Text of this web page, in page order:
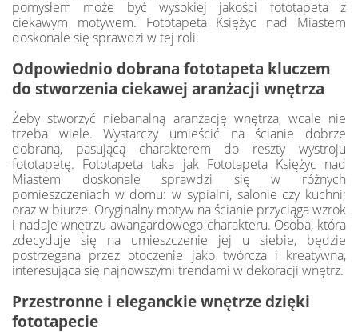
pomysłem może być wysokiej jakości fototapeta z
ciekawym motywem. Fototapeta Księżyc nad Miastem
doskonale się sprawdzi w tej roli.
Odpowiednio dobrana fototapeta kluczem
do stworzenia ciekawej aranżacji wnętrza
Żeby stworzyć niebanalną aranżację wnętrza, wcale nie
trzeba wiele. Wystarczy umieścić na ścianie dobrze
dobraną, pasującą charakterem do reszty wystroju
fototapetę. Fototapeta taka jak Fototapeta Księżyc nad
Miastem doskonale sprawdzi się w różnych
pomieszczeniach w domu: w sypialni, salonie czy kuchni;
oraz w biurze. Oryginalny motyw na ścianie przyciąga wzrok
i nadaje wnętrzu awangardowego charakteru. Osoba, która
zdecyduje się na umieszczenie jej u siebie, będzie
postrzegana przez otoczenie jako twórcza i kreatywna,
interesująca się najnowszymi trendami w dekoracji wnętrz.
Przestronne i eleganckie wnętrze dzięki
fototapecie